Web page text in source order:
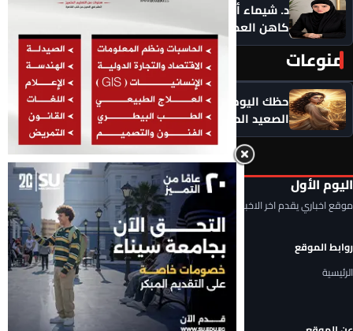
د. شيماء أحمدين تكتب .. حين يصبح الذكاء الاصطناعي
كاهن العصر: هل نستبدل التأمل بالاستهلاك؟
منوعات المزيد ‹
حظك اليوم الأحد 9 أغسطس 2026.. توقعات الأبراج على
الصعيد المهني والعاطفي
اليوم الأول
موقع اخباري يقدم اخر الاخبار المحلية والعربية والعالمية
روابط الموقع
الرئيسية